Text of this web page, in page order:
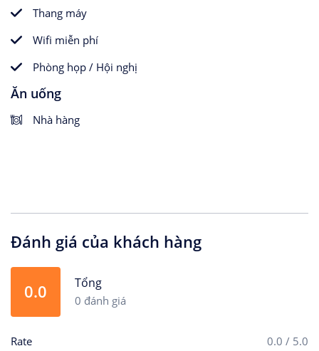
Thang máy
Wifi miễn phí
Phòng họp / Hội nghị
Ăn uống
Nhà hàng
Đánh giá của khách hàng
0.0 Tổng
0 đánh giá
Rate 0.0 / 5.0